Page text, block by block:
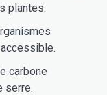
plantes.
carbone
serre.